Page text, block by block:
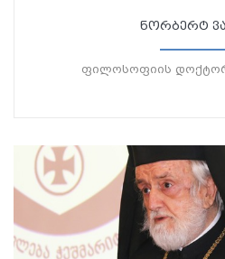
ნორბერტ
ფილოსოფიის